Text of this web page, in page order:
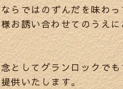
らではのずんだを味わっ
お誘い合わせてのうえ
としてグランロックで
供いたします。